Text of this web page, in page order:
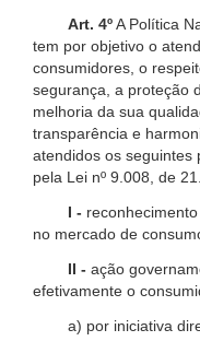
Art. 4ºA Política
tem por objetivo o
consumidores, o
segurança, a proteção
melhoria da sua
transparência e
atendidos os
pela Lei nº 9.008, de
I -
no mercado de
II - ação
efetivamente o
a) por iniciativa